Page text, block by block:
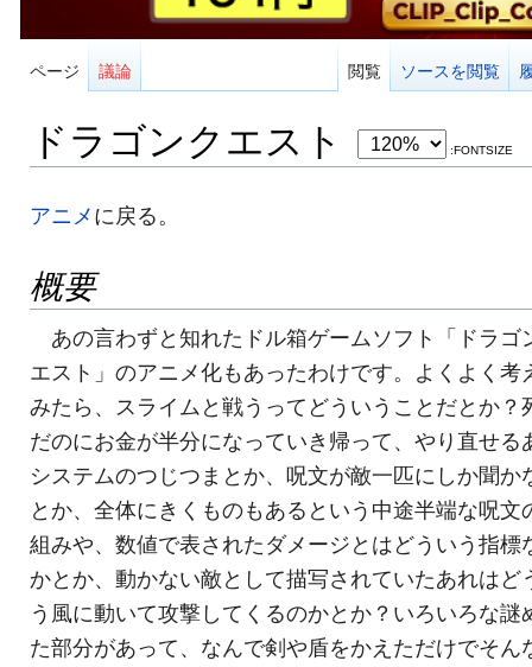
ページ 議論 閲覧 ソースを閲覧
ドラゴンクエスト :FONTSIZE
アニメに戻る。
概要
あの言わずと知れたドル箱ゲームソフト「ドラゴ
エスト」のアニメ化もあったわけです。よくよく考
みたら、スライムと戦うってどういうことだとか？
だのにお金が半分になっていき帰って、やり直せる
システムのつじつまとか、呪文が敵一匹にしか聞か
とか、全体にきくものもあるという中途半端な呪文
組みや、数値で表されたダメージとはどういう指標
かとか、動かない敵として描写されていたあれはど
う風に動いて攻撃してくるのかとか？いろいろな謎
た部分があって、なんで剣や盾をかえただけでそん